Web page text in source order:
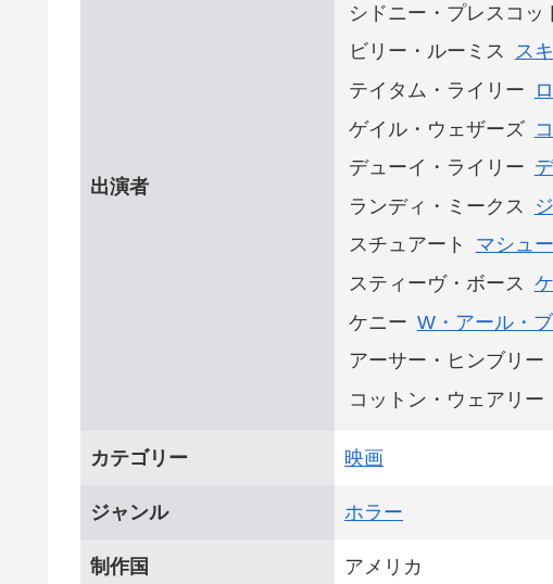
出演者
シドニー・プレスコッ
ビリー・ルーミス ス
テイタム・ライリー
ゲイル・ウェザーズ
デューイ・ライリー
ランディ・ミークス
スチュアート
マシュ
スティーヴ・ボース
ケニー W・アール・
アーサー・ヒンブリー
コットン・ウェアリー
カテゴリー 映画
ジャンル ホラー
制作国 アメリカ